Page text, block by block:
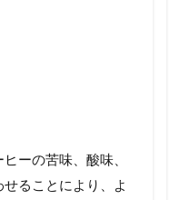
ーの苦味、酸味、
ることにより、よ